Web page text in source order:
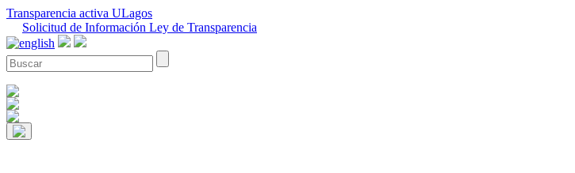
Transparencia activa ULagos
Solicitud de Información Ley de Transparencia